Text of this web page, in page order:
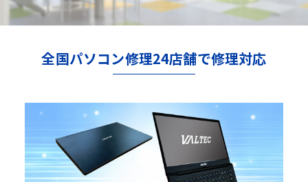
全国パソコン修理24店舗で修理対応